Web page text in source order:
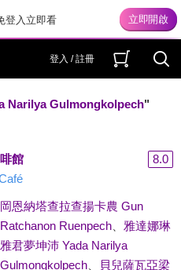
登入立即看
登入 / 註冊
Narilya Gulmongkolpech"
館
8.0
岡恩納塔查拉查揚卡農 Gun
Ratchanon Ruenpech、 雅達娜琳
雅君夢坤沛 Yada Narilya
Gulmongkolpech、
貝兒薩瓦亞梁